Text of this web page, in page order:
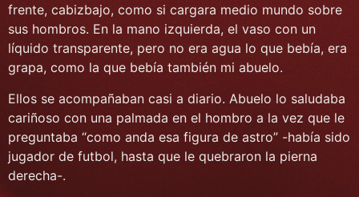
frente, cabizbajo, como si cargara medio mundo sobre
sus hombros. En la mano izquierda, el vaso con un
líquido transparente, pero no era agua lo que bebía, era
grapa, como la que bebía también mi abuelo.
Ellos se acompañaban casi a diario. Abuelo lo saludaba
cariñoso con una palmada en el hombro a la vez que le
preguntaba “como anda esa figura de astro” -había sido
jugador de futbol, hasta que le quebraron la pierna
derecha-.